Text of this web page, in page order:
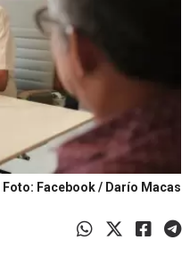
Foto: Facebook / Darío Macas